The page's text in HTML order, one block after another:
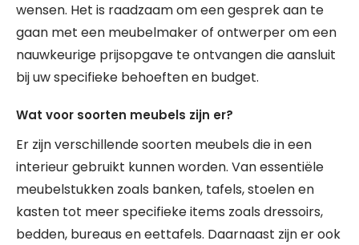
wensen. Het is raadzaam om een gesprek aan te
gaan met een meubelmaker of ontwerper om een
nauwkeurige prijsopgave te ontvangen die aansluit
bij uw specifieke behoeften en budget.
Wat voor soorten meubels zijn er?
Er zijn verschillende soorten meubels die in een
interieur gebruikt kunnen worden. Van essentiële
meubelstukken zoals banken, tafels, stoelen en
kasten tot meer specifieke items zoals dressoirs,
bedden, bureaus en eettafels. Daarnaast zijn er ook